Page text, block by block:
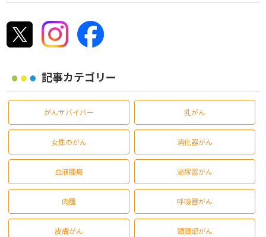
記事カテゴリー
がんサバイバー 乳がん
女性のがん 消化器がん
血液腫瘍 泌尿器がん
肉腫 呼吸器がん
皮膚がん 頭頸部がん